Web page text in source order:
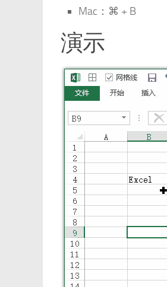
Mac：⌘ + B
演示